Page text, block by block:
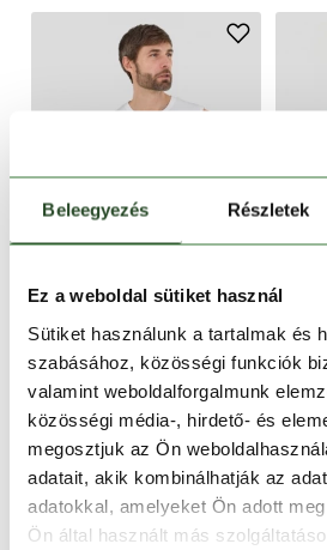
Beleegyezés Részletek
Ez a weboldal sütiket használ
Sütiket használunk a tartalmak és
szabásához, közösségi funkciók
valamint weboldalforgalmunk
közösségi média-, hirdető- és
megosztjuk az Ön
adatait, akik kombinálhatják az
adatokkal, amelyeket Ön adott
Ön által használt más
-12%
Alon II Surf Tank-T
7 990 Ft
6 990 Ft
S M L XL XXL
-12%